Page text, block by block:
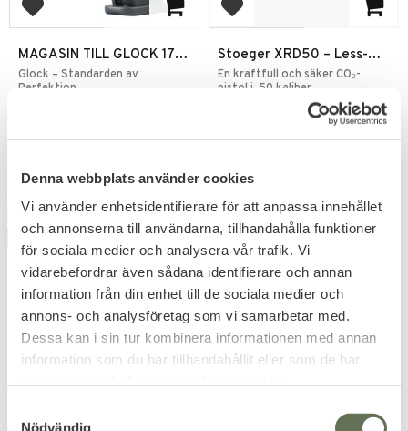
Denna webbplats använder cookies
Vi använder enhetsidentifierare för att anpassa innehållet
och annonserna till användarna, tillhandahålla funktioner
för sociala medier och analysera vår trafik. Vi
vidarebefordrar även sådana identifierare och annan
information från din enhet till de sociala medier och
annons- och analysföretag som vi samarbetar med.
Dessa kan i sin tur kombinera informationen med annan
information som du har tillhandahållit eller som de har
Nödvändig
Add to favorites
MAGASIN TILL GLOCK 17
GEN5, 6MM GBB
Glock – Standarden av
Perfektion
Add to favorites
Stoeger XRD50 – Less-
Lethal CO₂ Pistol .50
En kraftfull och säker CO₂-
pistol i .50 kaliber.
959KR
Add to favorites
FAVORITE
QUANTITY DISCOUNT
Add to favorites
Umarex Stålrundkulor
FAVORITE